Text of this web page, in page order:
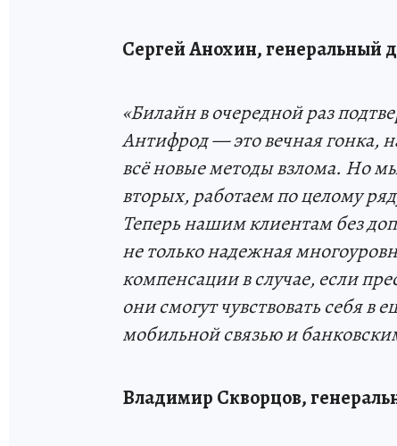
Сергей Анохин, генеральный
«Билайн в очередной раз
Антифрод — это вечная гонка,
всё новые методы взлома. Но
вторых, работаем по целому
Теперь нашим клиентам без
не только надежная
компенсации в случае, если
они смогут чувствовать себя
мобильной связью и
Владимир Скворцов,